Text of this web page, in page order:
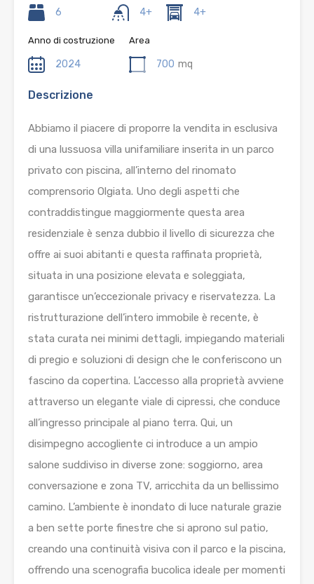
6 4+ 4+
Anno di costruzione
2024
Area
700 mq
Descrizione
Abbiamo il piacere di proporre la vendita in esclusiva
di una lussuosa villa unifamiliare inserita in un parco
privato con piscina, all’interno del rinomato
comprensorio Olgiata. Uno degli aspetti che
contraddistingue maggiormente questa area
residenziale è senza dubbio il livello di sicurezza che
offre ai suoi abitanti e questa raffinata proprietà,
situata in una posizione elevata e soleggiata,
garantisce un’eccezionale privacy e riservatezza. La
ristrutturazione dell’intero immobile è recente, è
stata curata nei minimi dettagli, impiegando materiali
di pregio e soluzioni di design che le conferiscono un
fascino da copertina. L’accesso alla proprietà avviene
attraverso un elegante viale di cipressi, che conduce
all’ingresso principale al piano terra. Qui, un
disimpegno accogliente ci introduce a un ampio
salone suddiviso in diverse zone: soggiorno, area
conversazione e zona TV, arricchita da un bellissimo
camino. L’ambiente è inondato di luce naturale grazie
a ben sette porte finestre che si aprono sul patio,
creando una continuità visiva con il parco e la piscina,
offrendo una scenografia bucolica ideale per momenti